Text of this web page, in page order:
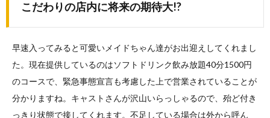
こだわりの店内に将来の期待大!?
早速入ってみると可愛いメイドちゃん達がお出迎えしてくれまし
た。現在提供しているのはソフトドリンク飲み放題40分1500円
のコースで、緊急事態宣言も考慮した上で営業されていることが
分かりますね。キャストさんが沢山いらっしゃるので、殆ど付き
っきり状態で接してくれます。不足している場合は外から呼ん